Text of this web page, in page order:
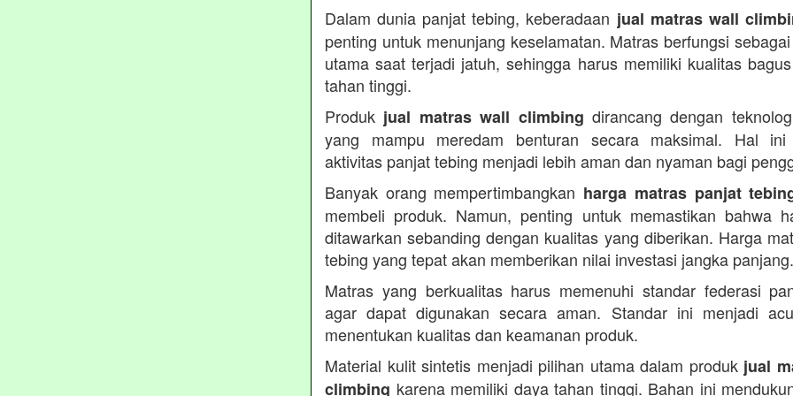
Dalam dunia panjat tebing, keberadaan jual matras wall
penting untuk menunjang keselamatan. Matras berfungsi
utama saat terjadi jatuh, sehingga harus memiliki kualitas
tahan tinggi.
Produk jual matras wall climbing dirancang dengan
yang mampu meredam benturan secara maksimal. Hal ini
aktivitas panjat tebing menjadi lebih aman dan nyaman bagi
Banyak orang mempertimbangkan harga matras panjat
membeli produk. Namun, penting untuk memastikan bahwa
ditawarkan sebanding dengan kualitas yang diberikan. Harga
tebing yang tepat akan memberikan nilai investasi jangka panjang.
Matras yang berkualitas harus memenuhi standar federasi
agar dapat digunakan secara aman. Standar ini menjadi
menentukan kualitas dan keamanan produk.
Material kulit sintetis menjadi pilihan utama dalam produk jual
climbing karena memiliki daya tahan tinggi. Bahan ini